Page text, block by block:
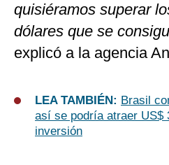
quisiéramos superar
dólares que se
explicó a la agencia
LEA TAMBIÉN: Brasil
así se podría atraer US$
inversión